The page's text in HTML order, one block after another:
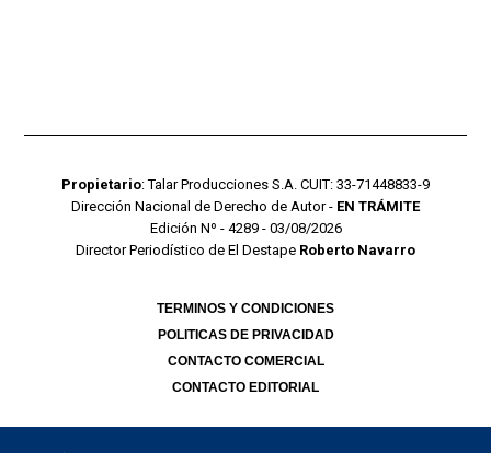
Propietario: Talar Producciones S.A. CUIT: 33-71448833-9
Dirección Nacional de Derecho de Autor - EN TRÁMITE
Edición Nº - 4289 - 03/08/2026
Director Periodístico de El Destape Roberto Navarro
TERMINOS Y CONDICIONES
POLITICAS DE PRIVACIDAD
CONTACTO COMERCIAL
CONTACTO EDITORIAL